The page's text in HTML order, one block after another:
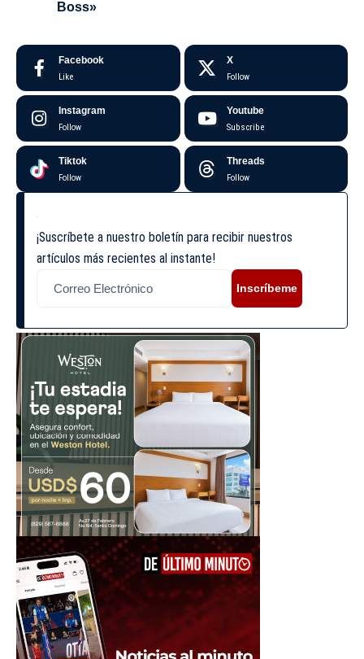
Boss»
Facebook
Like
X
Follow
Instagram
Follow
Youtube
Subscribe
Tiktok
Follow
Threads
Follow
¡Suscríbete a nuestro boletín para recibir nuestros
artículos más recientes al instante!
Inscríbeme